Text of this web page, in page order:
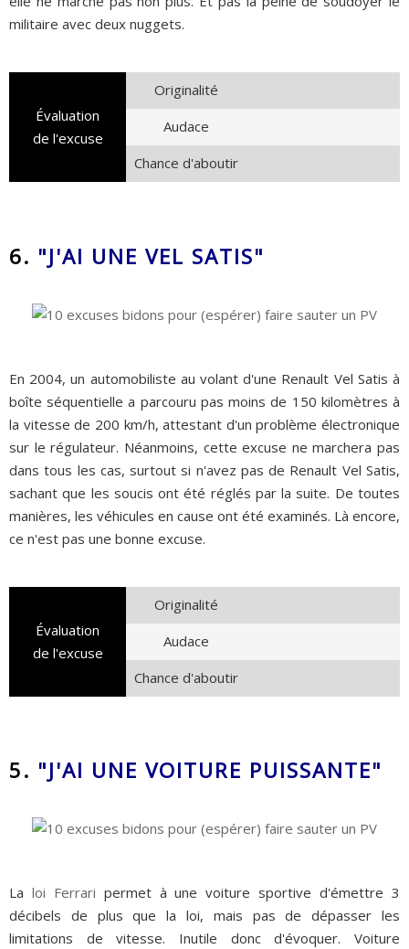
militaire avec deux nuggets.
Évaluation
de l'excuse
Originalité
Audace
Chance d'aboutir
6. "J'AI UNE VEL SATIS"
En 2004, un automobiliste au volant d'une Renault Vel Satis à
boîte séquentielle a parcouru pas moins de 150 kilomètres à
la vitesse de 200 km/h, attestant d'un problème électronique
sur le régulateur. Néanmoins, cette excuse ne marchera pas
dans tous les cas, surtout si n'avez pas de Renault Vel Satis,
sachant que les soucis ont été réglés par la suite. De toutes
manières, les véhicules en cause ont été examinés. Là encore,
ce n'est pas une bonne excuse.
Évaluation
de l'excuse
Originalité
Audace
Chance d'aboutir
5. "J'AI UNE VOITURE PUISSANTE"
La loi Ferrari permet à une voiture sportive d'émettre 3
décibels de plus que la loi, mais pas de dépasser les
limitations de vitesse. Inutile donc d'évoquer. Voiture